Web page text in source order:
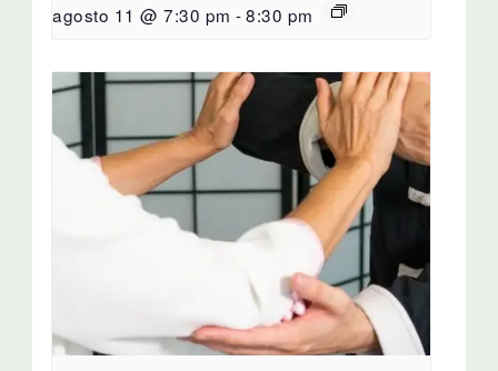
agosto 11 @ 7:30 pm -8:30 pm